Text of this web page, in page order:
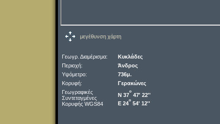
μεγέθυνση χάρτη
Γεωγρ. Διαμέρισμα:
Κυκλάδες
Περιοχή:
Άνδρος
Υψόμετρο:
736μ.
Κορυφή:
Γερακώνες
Γεωγραφικές
Συντεταγμένες
Κορυφής WGS84
Ν 37
o
47' 22''
Ε 24
o
54' 12''